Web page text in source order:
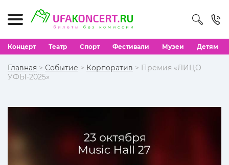
Концерт Театр Спорт Фестивали Музеи Детям
Главная > Событие > Корпоратив > Премия «ЛИЦО
УФЫ-2025»